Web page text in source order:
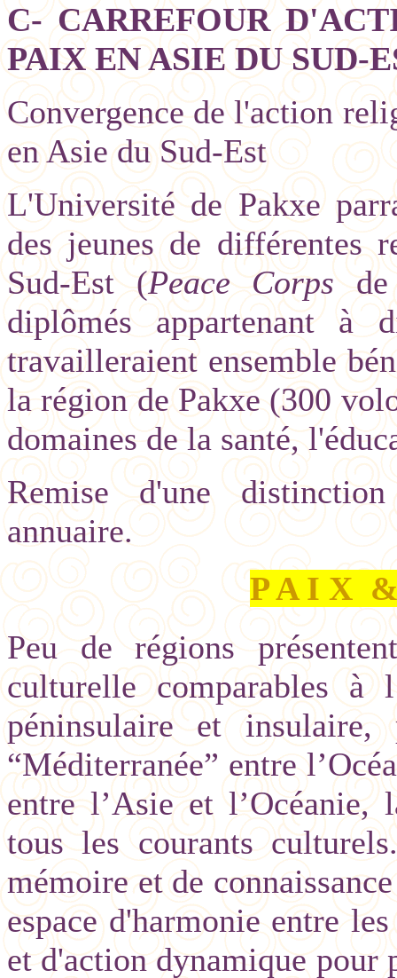
C- CARREFOUR
PAIX EN ASIE DU SUD-
Convergence de l'action
en Asie du Sud-Est
L'Université de Pakxe
des jeunes de différentes
Sud-Est (Peace Corpsde
diplômés appartenant à
travailleraient ensemble
la région de Pakxe (300
domaines de la santé,
Remise d'une
annuaire.
P A I X
Peu de régions
culturelle comparables à
péninsulaire et
“Méditerranée” entre
entre l’Asie et
tous les courants
mémoire et de
espace d'harmonie entre
et d'action dynamique pour